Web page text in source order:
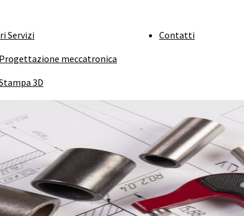
Servizi
Progettazione meccatronica
3D
Macchine e impianti industriali
FEM
Simulazione CFD
industriale
tecnici
Contatti